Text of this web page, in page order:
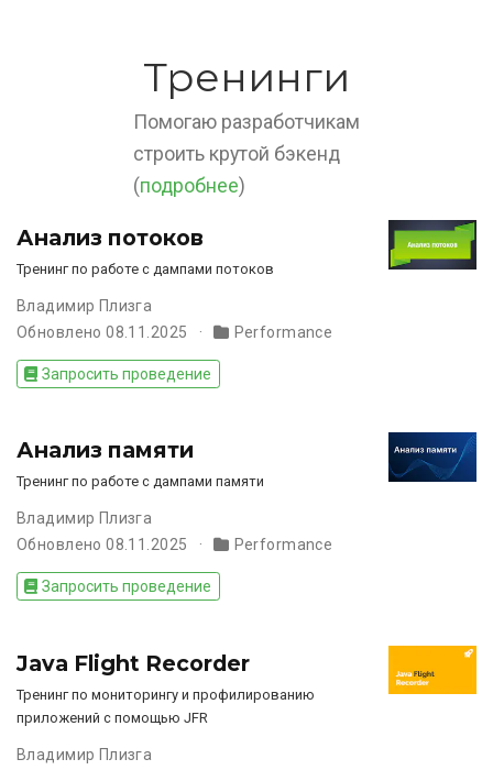
Тренинги
Помогаю разработчикам
строить крутой бэкенд
(подробнее)
Анализ потоков
Тренинг по работе с дампами потоков
Владимир Плизга
Обновлено 08.11.2025
Performance
Запросить проведение
Анализ памяти
Тренинг по работе с дампами памяти
Владимир Плизга
Обновлено 08.11.2025
Performance
Запросить проведение
Java Flight Recorder
Тренинг по мониторингу и профилированию
приложений с помощью JFR
Владимир Плизга